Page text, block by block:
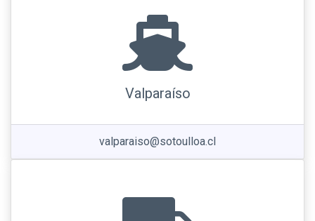
Valparaíso
valparaiso@sotoulloa.cl